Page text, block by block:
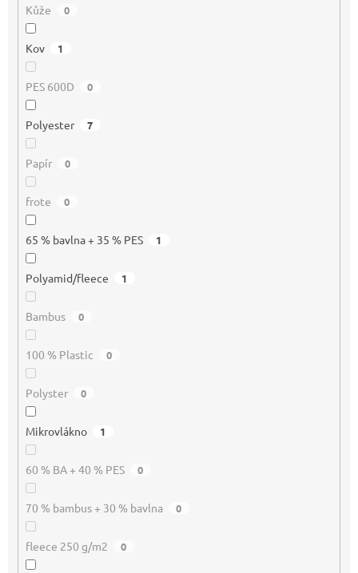
Kůže 0
Kov 1
PES 600D 0
Polyester 7
Papír 0
frote 0
65 % bavlna + 35 % PES 1
Polyamid/fleece 1
Bambus 0
100 % Plastic 0
Polyster 0
Mikrovlákno 1
60 % BA + 40 % PES 0
70 % bambus + 30 % bavlna 0
fleece 250 g/m2 0